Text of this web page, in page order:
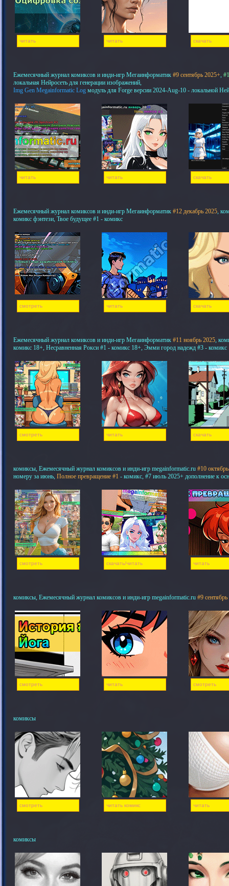
читать читать скачать
Ежемесячный журнал комиксов и инди-игр Мегаинформатик #9 сентябрь 2025+,
локальная Нейросеть для генерации изображений,
Img Gen Megainformatic Log модуль для Forge версии 2024-Aug-10 - локальной
читать читать скачать
Ежемесячный журнал комиксов и инди-игр Мегаинформатик #12 декабрь 2025,
комикс фэнтези, Твое будущее #1 - комикс
смотреть читать скачать
Ежемесячный журнал комиксов и инди-игр Мегаинформатик #11 ноябрь 2025,
комикс 18+, Несравненная Рокси #1 - комикс 18+, Эмми город надежд #3 - комикс
смотреть читать скачать
комиксы, Ежемесячный журнал комиксов и инди-игр megainformatic.ru #10
номеру за июнь, Полное превращение #1 - комикс, #7 июль 2025+ дополнение к
смотреть скачать/читать читать
комиксы, Ежемесячный журнал комиксов и инди-игр megainformatic.ru #9
смотреть читать смотреть
комиксы
смотреть читать комикс читать
комиксы